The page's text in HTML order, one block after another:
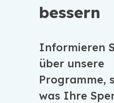
bessern
Informieren
über unsere
Programme,
was Ihre